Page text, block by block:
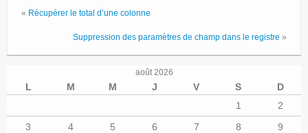
« Récupérer le total d’une colonne
Suppression des paramètres de champ dans le registre »
août 2026
L M M J V S
D
1
2
3
4 5 6 7 8
9